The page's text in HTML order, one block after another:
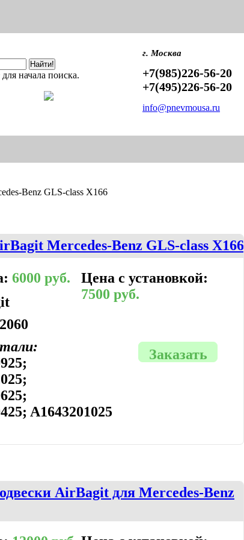
начала поиска.
г. Москва
+7(985)226-56-20
+7(495)226-56-20
info@pnevmousa.ru
Benz GLS-class X166
Mercedes-Benz GLS-class X166
6000 руб.
Цена с установкой:
7500 руб.
2060
A1643201025
Заказать
AirBagit для Mercedes-Benz